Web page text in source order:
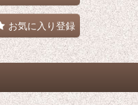
お気に入り登録